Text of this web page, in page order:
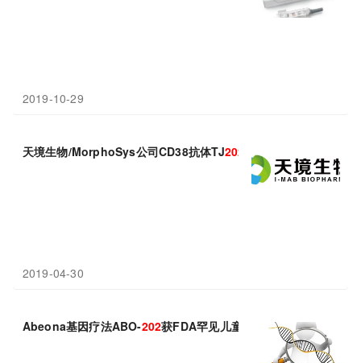
2019-10-29
天境生物/MorphoSys公司CD38抗体TJ202 /MOR
2019-04-30
Abeona基因疗法ABO-202获FDA罕见儿童病认证